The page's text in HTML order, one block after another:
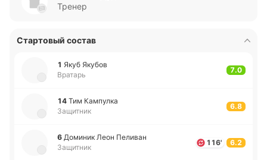
Тренер
Стартовый состав
1 Якуб Якубов
Вратарь
7.0
14 Тим Ка­мпу­лка
Защитник
6.8
6 До­ми­ник Леон Пе­ли­ван
Защитник
116' 6.2